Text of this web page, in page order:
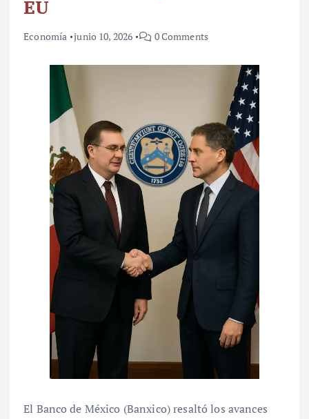
EU
Economía junio 10, 2026 0 Comments
El Banco de México (Banxico) resaltó los avances